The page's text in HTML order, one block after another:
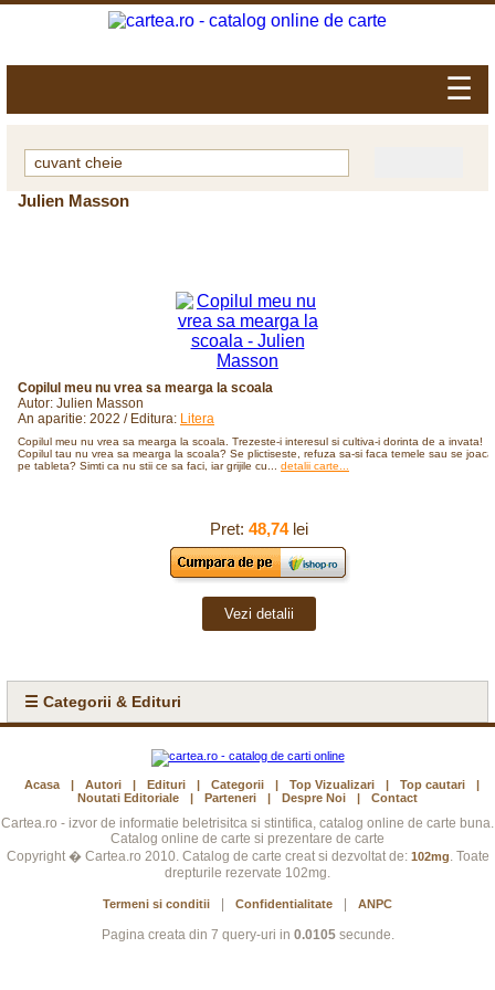
☰
Julien Masson
Copilul meu nu vrea sa mearga la scoala
Autor: Julien Masson
An aparitie: 2022 / Editura: Litera
Copilul meu nu vrea sa mearga la scoala. Trezeste-i interesul si cultiva-i dorinta de a invata!
Copilul tau nu vrea sa mearga la scoala? Se plictiseste, refuza sa-si faca temele sau se joaca
pe tableta? Simti ca nu stii ce sa faci, iar grijile cu... detalii carte...
Pret: 48,74lei
Vezi detalii
☰ Categorii & Edituri
Acasa | Autori | Edituri | Categorii | Top Vizualizari | Top cautari
|
Noutati Editoriale
| Parteneri | Despre Noi | Contact
Cartea.ro - izvor de informatie beletrisitca si stintifica, catalog online de carte buna.
Catalog online de carte si prezentare de carte
Copyright � Cartea.ro 2010. Catalog de carte creat si dezvoltat de: 102mg. Toate
drepturile rezervate 102mg.
Termeni si conditii Confidentialitate ANPC
Pagina creata din 7 query-uri in 0.0105secunde.